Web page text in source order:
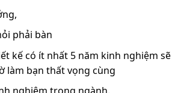
phải bàn
kế có ít nhất 5 năm kinh nghiệm sẽ
làm bạn thất vọng cùng